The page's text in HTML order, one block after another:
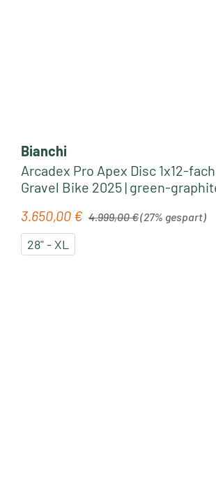
Bianchi
Arcadex Pro Apex Disc 1x12-
Gravel Bike 2025 | green-
Verkaufspreis:
3.650,00 € Regulärer Preis:
4.999,00 €(27% gespart)
28" - XL